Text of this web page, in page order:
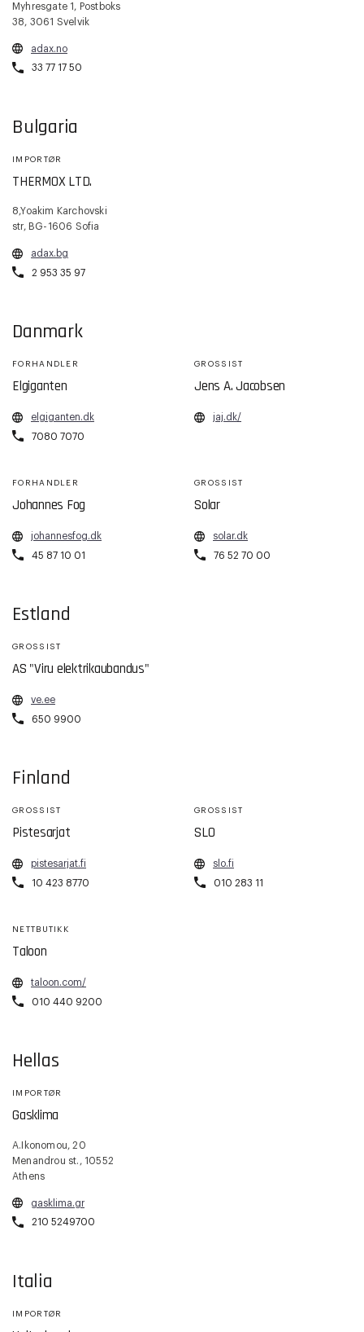
Myhresgate 1, Postboks
38, 3061 Svelvik
adax.no
33 77 17 50
Bulgaria
IMPORTØR
THERMOX LTD.
8,Yoakim Karchovski
str, BG-1606 Sofia
adax.bg
2 953 35 97
Danmark
FORHANDLER
Elgiganten
elgiganten.dk
7080 7070
GROSSIST
Jens A. Jacobsen
jaj.dk/
FORHANDLER
Johannes Fog
johannesfog.dk
45 87 10 01
GROSSIST
Solar
solar.dk
76 52 70 00
Estland
GROSSIST
AS "Viru elektrikaubandus"
ve.ee
650 9900
Finland
GROSSIST
Pistesarjat
pistesarjat.fi
10 423 8770
GROSSIST
SLO
slo.fi
010 283 11
NETTBUTIKK
Taloon
taloon.com/
010 440 9200
Hellas
IMPORTØR
Gasklima
A.Ikonomou, 20
Menandrou st., 10552
Athens
gasklima.gr
210 5249700
Italia
IMPORTØR